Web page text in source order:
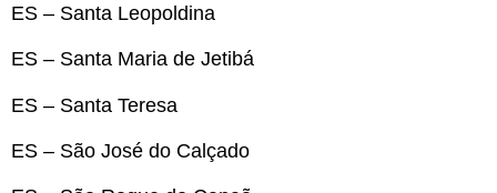
ES – Santa Leopoldina
ES – Santa Maria de Jetibá
ES – Santa Teresa
ES – São José do Calçado